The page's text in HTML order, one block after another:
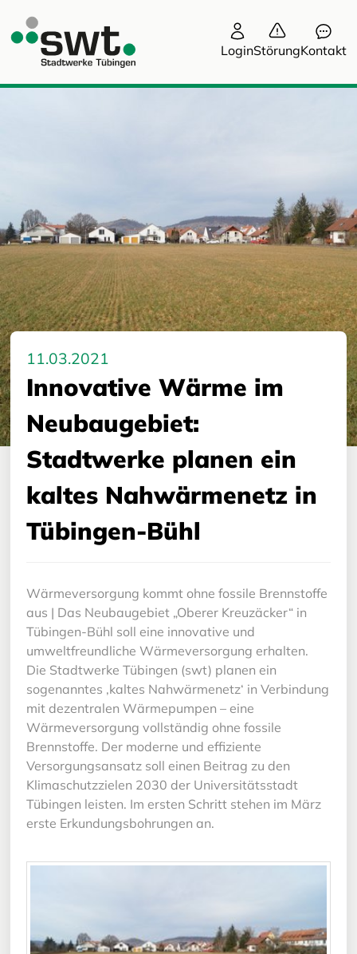
LoginStörungKontakt
11.03.2021
Innovative Wärme im
Neubaugebiet:
Stadtwerke planen ein
kaltes Nahwärmenetz in
Tübingen-Bühl
Wärmeversorgung kommt ohne fossile Brennstoffe
aus | Das Neubaugebiet „Oberer Kreuzäcker“ in
Tübingen-Bühl soll eine innovative und
umweltfreundliche Wärmeversorgung erhalten.
Die Stadtwerke Tübingen (swt) planen ein
sogenanntes ‚kaltes Nahwärmenetz‘ in Verbindung
mit dezentralen Wärmepumpen – eine
Wärmeversorgung vollständig ohne fossile
Brennstoffe. Der moderne und effiziente
Versorgungsansatz soll einen Beitrag zu den
Klimaschutzzielen 2030 der Universitätsstadt
Tübingen leisten. Im ersten Schritt stehen im März
erste Erkundungsbohrungen an.